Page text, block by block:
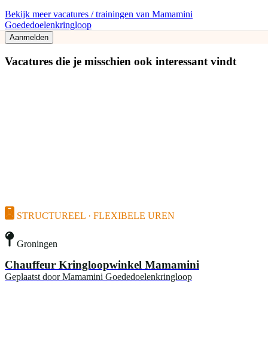
Bekijk meer vacatures / trainingen van Mamamini
Goededoelenkringloop
Aanmelden
Vacatures die je misschien ook interessant vindt
STRUCTUREEL · FLEXIBELE UREN
Groningen
Chauffeur Kringloopwinkel Mamamini
Geplaatst door Mamamini Goededoelenkringloop